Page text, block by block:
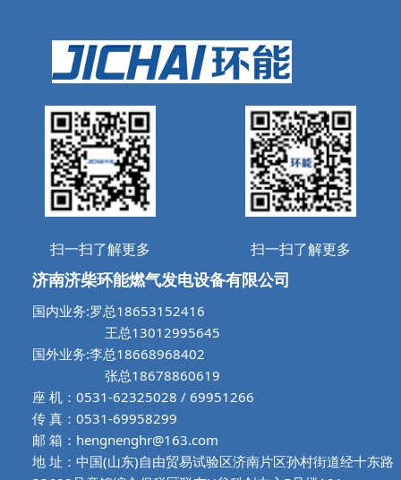
扫一扫了解更多 扫一扫了解更多
济南济柴环能燃气发电设备有限公司
国内业务:罗总18653152416
王总13012995645
国外业务:李总18668968402
张总18678860619
座 机：0531-62325028 / 69951266
传 真：0531-69958299
邮 箱：hengnenghr@163.com
地 址：中国(山东)自由贸易试验区济南片区孙村街道经十东路